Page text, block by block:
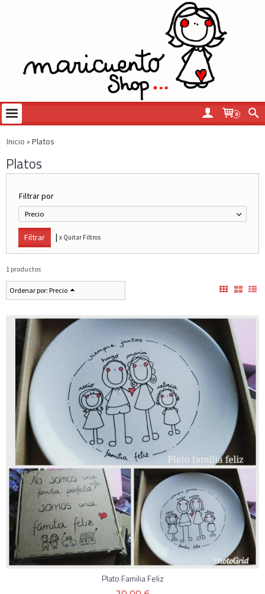
0
Inicio » Platos
Platos
Filtrar por
Precio
| x Quitar Filtros
1 productos
Ordenar por: Precio
Plato Familia Feliz